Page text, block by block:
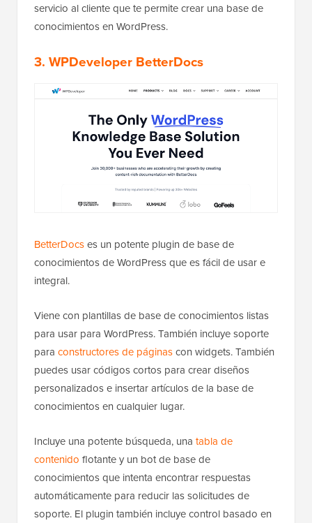
servicio al cliente que te permite crear una base de
conocimientos en WordPress.
3. WPDeveloper BetterDocs
BetterDocses un potente plugin de base de
conocimientos de WordPress que es fácil de usar e
integral.
Viene con plantillas de base de conocimientos listas
para usar para WordPress. También incluye soporte
para constructores de páginascon widgets. También
puedes usar códigos cortos para crear diseños
personalizados e insertar artículos de la base de
conocimientos en cualquier lugar.
Incluye una potente búsqueda, una tabla de
contenido flotante y un bot de base de
conocimientos que intenta encontrar respuestas
automáticamente para reducir las solicitudes de
soporte. El plugin también incluye control basado en